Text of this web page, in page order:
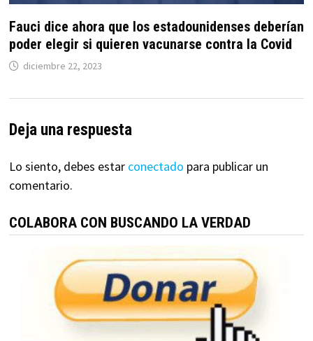
Fauci dice ahora que los estadounidenses deberían
poder elegir si quieren vacunarse contra la Covid
diciembre 22, 2023
Deja una respuesta
Lo siento, debes estar conectado para publicar un
comentario.
COLABORA CON BUSCANDO LA VERDAD